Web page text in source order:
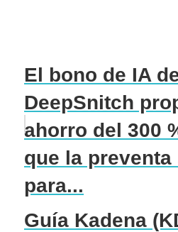
El bono de IA
DeepSnitch
ahorro del 300
que la
para...
Guía Kadena